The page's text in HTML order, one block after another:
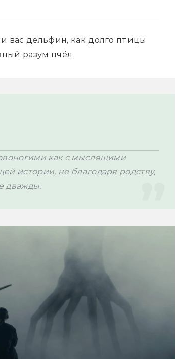
вас дельфин, как долго птицы
разум пчёл.
как с мыслящими
истории, не благодаря родству,
дважды.